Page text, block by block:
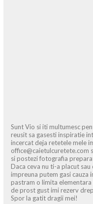
Sunt Vio si iti multumesc
reusit sa gasesti inspiratie
incercat deja retetele mele
office@caietulcuretete.com
si postezi fotografia
Daca ceva nu ti-a placut
impreuna putem gasi cauza
pastram o limita
de prost gust imi rezerv
Spor la gatit dragii mei!